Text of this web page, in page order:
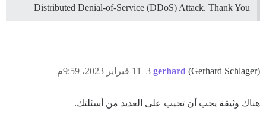
Distributed Denial-of-Service (DDoS) Attack. Thank You
gerhard (Gerhard Schlager) 11 فبراير 2023، 9:59م 3
هناك وثيقة يجب أن تجيب على العديد من أسئلتك.